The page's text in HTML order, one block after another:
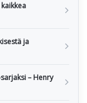
ja
– Henry